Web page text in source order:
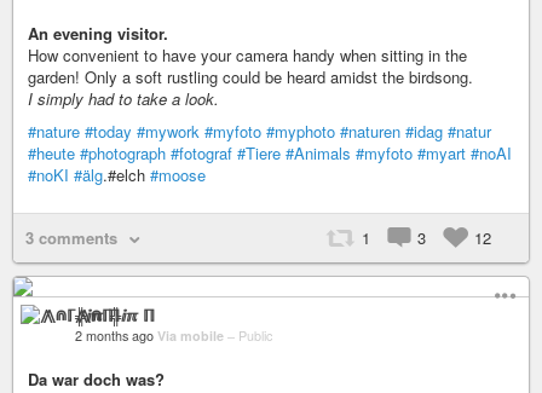
An evening visitor.
How convenient to have your camera handy when sitting in the
garden! Only a soft rustling could be heard amidst the birdsong.
I simply had to take a look.
#nature #today #mywork #myfoto #myphoto #naturen #idag #natur
#heute #photograph #fotograf #Tiere #Animals #myfoto #myart #noAI
#noKI #älg.#elch #moose
3 comments 1 3 12
⨇⋒ℾ╬ⅈℼ ℿ
2 months ago Via mobile – Public
Da war doch was?